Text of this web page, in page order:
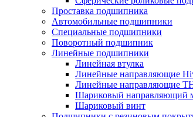
Проставка подшипника
Автомобильные подшипники
Специальные подшипники
Поворотный подшипник
Линейные подшипники
Линейная втулка
Линейные направляющие
Линейные направляющие
Шариковый направляющий
Шариковый винт